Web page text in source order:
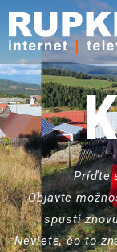
Príďte
Objavte
spusti
Neviete, čo to